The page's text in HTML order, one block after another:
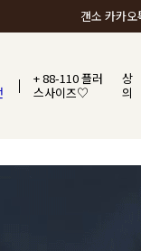
갠소에서 가
+ 88-110 플러
스사이즈♡
상
의